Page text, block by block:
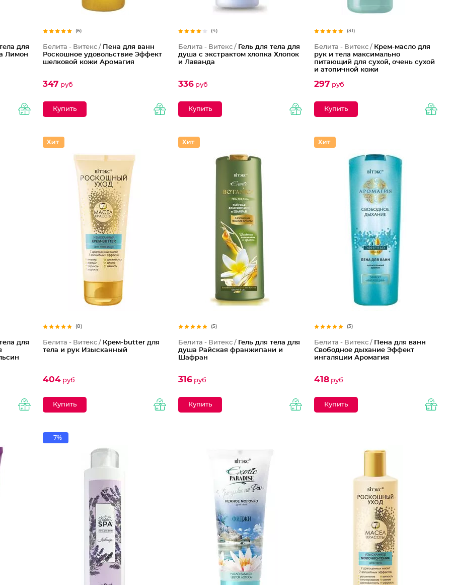
для
Лимон
(6)
Белита - Витекс /
Пена для ванн
Роскошное удовольствие Эффект
шелковой кожи Аромагия
347 руб
(4)
Белита - Витекс /
Гель для тела для
душа с экстрактом хлопка Хлопок
и Лаванда
336 руб
(31)
Белита - Витекс / Крем-масло для
рук и тела максимально
питающий для сухой, очень сухой
и атопичной кожи
297 руб
для
(8)
Белита - Витекс / Крем-butter для
тела и рук Изысканный
404руб
(5)
Белита - Витекс /
Гель для тела для
душа Райская франжипани и
Шафран
316 руб
(3)
Белита - Витекс /
Пена для ванн
Свободное дыхание Эффект
ингаляции Аромагия
418руб
-7%